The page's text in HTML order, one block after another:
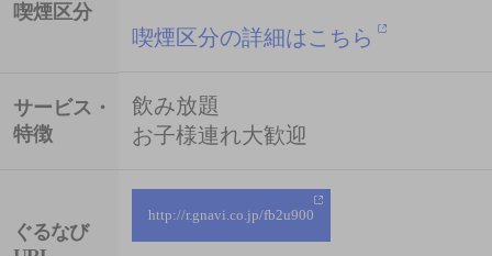
喫煙区分
喫煙区分の詳細はこちら
サービス・
特徴
飲み放題
お子様連れ大歓迎
ぐるなび
http://r.gnavi.co.jp/fb2u900